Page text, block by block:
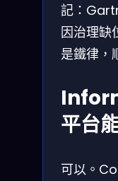
記：
因治理缺
是鐵律，
平台
可以。